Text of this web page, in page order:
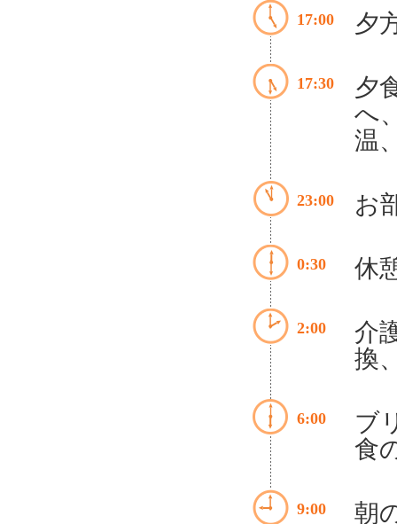
17:00 夕
17:30
夕
へ
温
23:00 お
0:30 休
2:00
介
換
6:00
ブ
食
9:00 朝